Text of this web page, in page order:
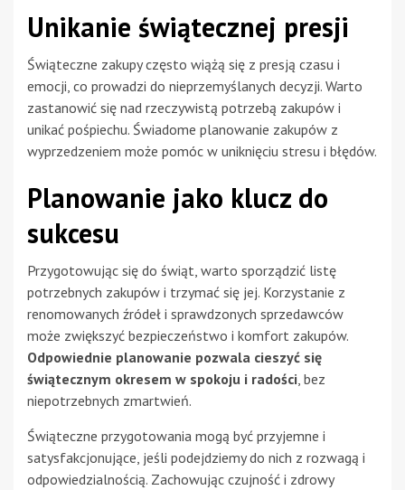
Unikanie świątecznej presji
Świąteczne zakupy często wiążą się z presją czasu i
emocji, co prowadzi do nieprzemyślanych decyzji. Warto
zastanowić się nad rzeczywistą potrzebą zakupów i
unikać pośpiechu. Świadome planowanie zakupów z
wyprzedzeniem może pomóc w uniknięciu stresu i błędów.
Planowanie jako klucz do
sukcesu
Przygotowując się do świąt, warto sporządzić listę
potrzebnych zakupów i trzymać się jej. Korzystanie z
renomowanych źródeł i sprawdzonych sprzedawców
może zwiększyć bezpieczeństwo i komfort zakupów.
Odpowiednie planowanie pozwala cieszyć się
świątecznym okresem w spokoju i radości , bez
niepotrzebnych zmartwień.
Świąteczne przygotowania mogą być przyjemne i
satysfakcjonujące, jeśli podejdziemy do nich z rozwagą i
odpowiedzialnością. Zachowując czujność i zdrowy